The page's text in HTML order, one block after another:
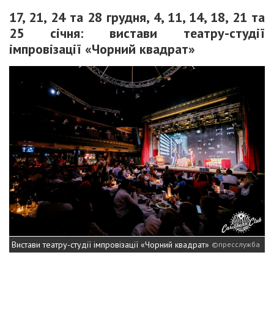
17, 21, 24 та 28 грудня, 4, 11, 14, 18, 21 та
25 січня: вистави театру-студії
імпровізації «Чорний квадрат»
Вистави театру-студії імпровізації «Чорний квадрат» пресслужба